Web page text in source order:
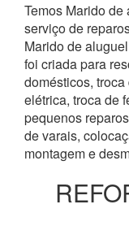
Temos Marido
serviço de
Marido de
foi criada para
domésticos,
elétrica, troca de
pequenos
de varais,
montagem e